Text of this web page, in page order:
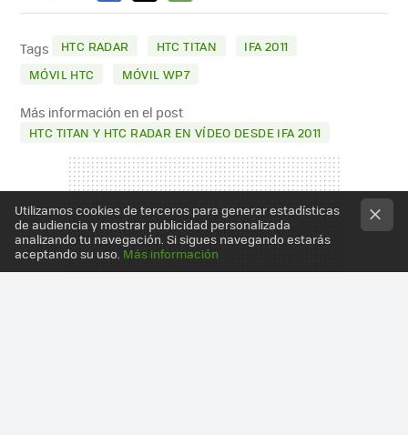
FACEBOOK
X
E-
MAIL
Tags HTC RADAR HTC TITAN
IFA 2011
MÓVIL HTC
MÓVIL WP7
Más información en el post
HTC TITAN Y HTC RADAR EN VÍDEO DESDE IFA 2011
Utilizamos cookies de terceros para generar estadísticas
de audiencia y mostrar publicidad personalizada
analizando tu navegación. Si sigues navegando estarás
aceptando su uso. Más información